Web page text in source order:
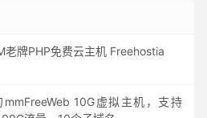
牌PHP免费云主机 Freehostia
10G虚拟主机，支持